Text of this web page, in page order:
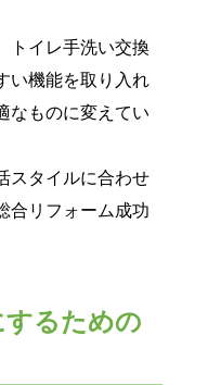
トイレ手洗い交換
い機能を取り入れ
なものに変えてい
スタイルに合わせ
合リフォーム成功
するための